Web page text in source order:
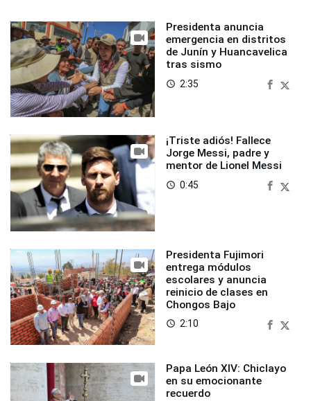
Presidenta anuncia
emergencia en distritos
de Junín y Huancavelica
tras sismo
access_time 2:35
¡Triste adiós! Fallece
Jorge Messi, padre y
mentor de Lionel Messi
access_time 0:45
Presidenta Fujimori
entrega módulos
escolares y anuncia
reinicio de clases en
Chongos Bajo
access_time 2:10
Papa León XIV: Chiclayo
en su emocionante
recuerdo